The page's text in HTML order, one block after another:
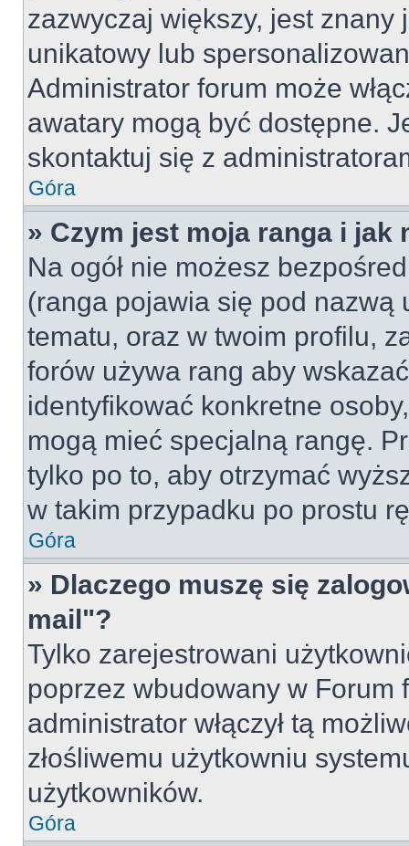
zazwyczaj większy, jest
unikatowy lub
Administrator forum może
awatary mogą być dostępne.
skontaktuj się z
Góra
» Czym jest moja ranga i jak
Na ogół nie możesz
(ranga pojawia się pod
tematu, oraz w twoim profilu,
forów używa rang aby
identyfikować konkretne
mogą mieć specjalną rangę.
tylko po to, aby otrzymać
w takim przypadku po prostu
Góra
» Dlaczego muszę się
mail"?
Tylko zarejestrowani
poprzez wbudowany w Forum
administrator włączył tą
złośliwemu użytkowniu
użytkowników.
Góra